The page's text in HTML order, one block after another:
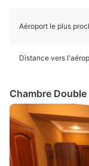
Aéroport le plus
Distance vers
Chambre